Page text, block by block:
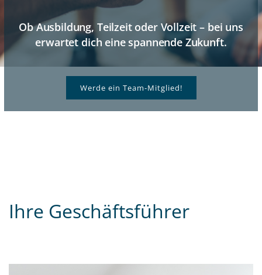
Ob Ausbildung, Teilzeit oder Vollzeit – bei uns
erwartet dich eine spannende Zukunft.
Werde ein Team-Mitglied!
Ihre Geschäftsführer